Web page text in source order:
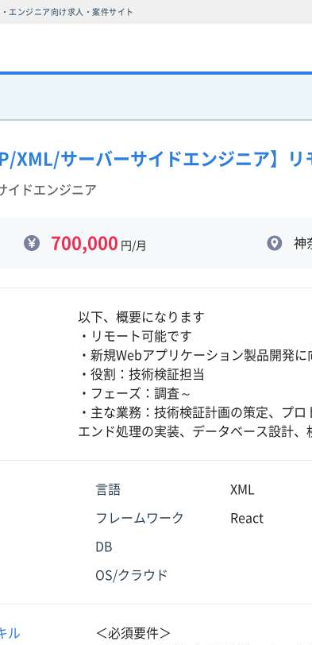
エンジニア向け求人・案件サイト
XML/サーバーサイドエンジニア】
イドエンジニア
700,000 円/月 神
以下、概要になります
・リモート可能です
・新規Webアプリケーション製品開発
・役割：技術検証担当
・フェーズ：調査～
・主な業務：技術検証計画の策定、プ
エンド処理の実装、データベース設計、
言語 XML
フレームワーク React
DB
OS/クラウド
ル
＜必須要件＞